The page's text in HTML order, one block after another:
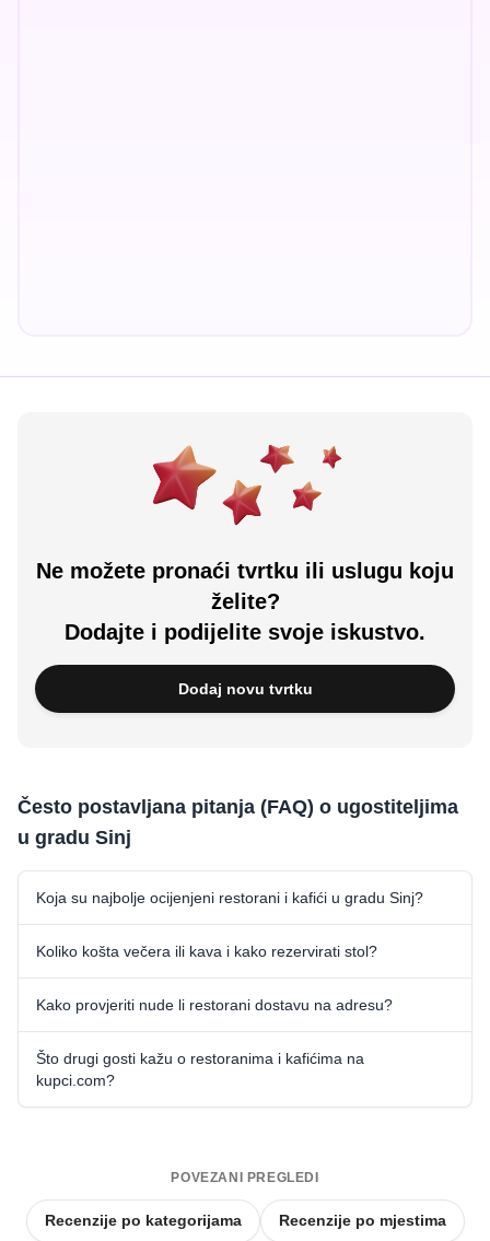
Ne možete pronaći tvrtku ili uslugu koju
želite?
Dodajte i podijelite svoje iskustvo.
Dodaj novu tvrtku
Često postavljana pitanja (FAQ) o ugostiteljima
u gradu Sinj
Koja su najbolje ocijenjeni restorani i kafići u gradu Sinj?
Koliko košta večera ili kava i kako rezervirati stol?
Kako provjeriti nude li restorani dostavu na adresu?
Što drugi gosti kažu o restoranima i kafićima na
kupci.com?
POVEZANI PREGLEDI
Recenzije po kategorijama Recenzije po mjestima